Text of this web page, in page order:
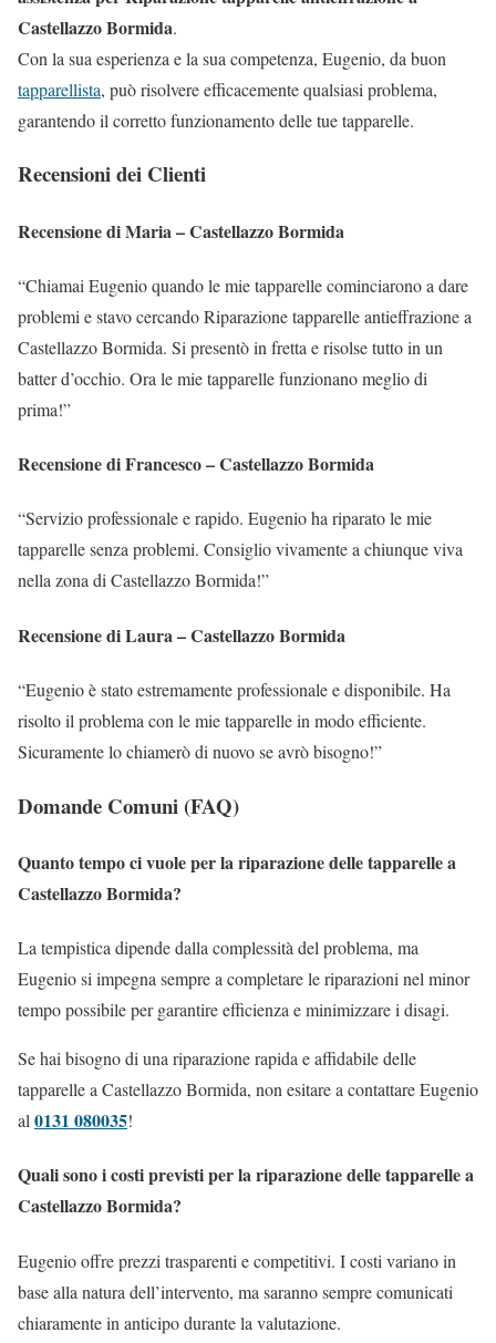
Castellazzo Bormida.
Con la sua esperienza e la sua competenza, Eugenio, da buon
tapparellista, può risolvere efficacemente qualsiasi problema,
garantendo il corretto funzionamento delle tue tapparelle.
Recensioni dei Clienti
Recensione di Maria – Castellazzo Bormida
“Chiamai Eugenio quando le mie tapparelle cominciarono a dare
problemi e stavo cercando Riparazione tapparelle antieffrazione a
Castellazzo Bormida. Si presentò in fretta e risolse tutto in un
batter d’occhio. Ora le mie tapparelle funzionano meglio di
prima!”
Recensione di Francesco – Castellazzo Bormida
“Servizio professionale e rapido. Eugenio ha riparato le mie
tapparelle senza problemi. Consiglio vivamente a chiunque viva
nella zona di Castellazzo Bormida!”
Recensione di Laura – Castellazzo Bormida
“Eugenio è stato estremamente professionale e disponibile. Ha
risolto il problema con le mie tapparelle in modo efficiente.
Sicuramente lo chiamerò di nuovo se avrò bisogno!”
Domande Comuni (FAQ)
Quanto tempo ci vuole per la riparazione delle tapparelle a
Castellazzo Bormida?
La tempistica dipende dalla complessità del problema, ma
Eugenio si impegna sempre a completare le riparazioni nel minor
tempo possibile per garantire efficienza e minimizzare i disagi.
Se hai bisogno di una riparazione rapida e affidabile delle
tapparelle a Castellazzo Bormida, non esitare a contattare Eugenio
al0131 080035!
Quali sono i costi previsti per la riparazione delle tapparelle a
Castellazzo Bormida?
Eugenio offre prezzi trasparenti e competitivi. I costi variano in
base alla natura dell’intervento, ma saranno sempre comunicati
chiaramente in anticipo durante la valutazione.